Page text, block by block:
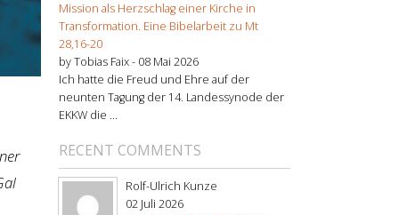
Mission als Herzschlag einer Kirche in
Transformation. Eine Bibelarbeit zu Mt
28,16-20
by Tobias Faix - 08 Mai 2026
Ich hatte die Freud und Ehre auf der
neunten Tagung der 14. Landessynode der
EKKW die ...
RECENT COMMENTS
Rolf-Ulrich Kunze
02 Juli 2026